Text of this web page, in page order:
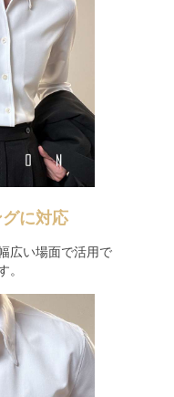
に対応
広い場面で活用で
。